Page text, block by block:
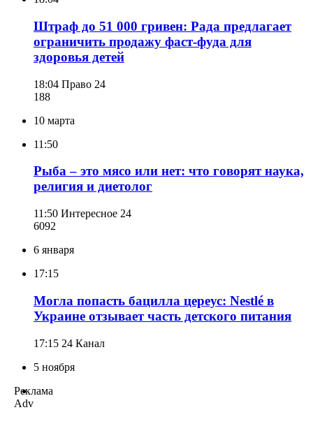
Штраф до 51 000 гривен: Рада предлагает
ограничить продажу фаст-фуда для
здоровья детей
18:04 Право 24
188
10 марта
11:50
Рыба – это мясо или нет: что говорят наука,
религия и диетолог
11:50 Интересное 24
6092
6 января
17:15
Могла попасть бацилла цереус: Nestlé в
Украине отзывает часть детского питания
17:15 24 Канал
5 ноября
Реклама
Adv